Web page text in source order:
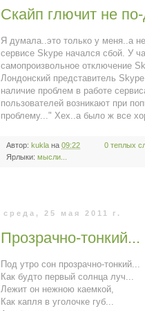
Скайп глючит не по-
Я думала..это только у меня..а
сервисе Skype начался сбой. У
самопроизвольное отключение
Лондонский представитель Skype
наличие проблем в работе
пользователей возникают при
проблему..." Хех..а было ж все
Автор: kukla на 09:22
0 теплых
Ярлыки: мысли...
среда, 25 мая 2011 г.
Прозрачно-тонкий...
Под утро сон прозрачно-тонкий...
Как будто первый солнца луч...
Лежит он нежною каемкой,
Как капля в уголочке губ...